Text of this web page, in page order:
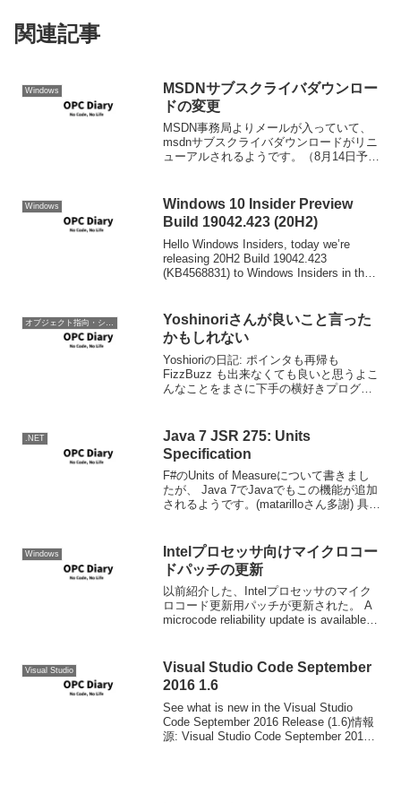
関連記事
Windows
MSDNサブスクライバダウンロー
ドの変更
MSDN事務局よりメールが入っていて、
msdnサブスクライバダウンロードがリニ
ューアルされるようです。（8月14日予
きるようになります ベネフィットを一元
管理できるよう...
Windows
Windows 10 Insider Preview
Build 19042.423 (20H2)
Hello Windows Insiders, today we’re
releasing 20H2 Build 19042.423
(KB4568831) to Windows Insiders in the
Yoshinoriさんが良いこと言った
かもしれない
Yoshioriの日記: ポインタも再帰も
FizzBuzz も出来なくても良いと思うよこ
んなことをまさに下手の横好きプログラ
是非プログラマになって欲しいと思う。
あなた...
.NET
Java 7 JSR 275: Units
Specification
F#のUnits of Measureについて書きまし
たが、 Java 7でJavaでもこの機能が追加
されるようです。(matarilloさん多謝) 具体
ム】Java...
Windows
Intelプロセッサ向けマイクロコー
ドパッチの更新
以前紹介した、Intelプロセッサのマイク
ロコード更新用パッチが更新された。 A
microcode reliability update is available
Visual Studio
Visual Studio Code September
2016 1.6
See what is new in the Visual Studio
Code September 2016 Release (1.6)情報
源: Visual Studio Code September 2016